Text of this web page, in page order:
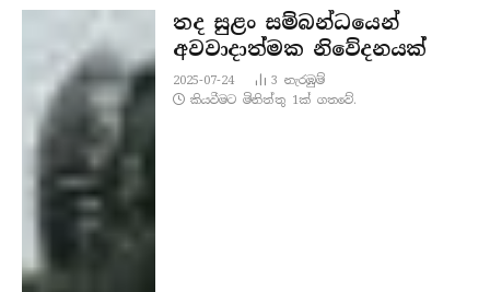
තද සුළං සම්බන්ධයෙන්
අවවාදාත්මක නිවේදනයක්
2025-07-24 3නැරඹු​ම්
කියවීමට මිනිත්තු 1ක් ගතවේ.